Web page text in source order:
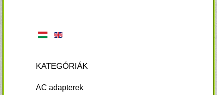
KATEGÓRIÁK
AC adapterek